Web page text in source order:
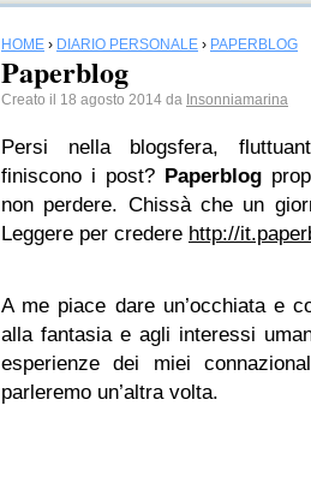
HOME › DIARIO PERSONALE › PAPERBLOG
Paperblog
Creato il 18 agosto 2014 da Insonniamarina
Persi nella blogsfera,
finiscono i post? Paperblog
non perdere. Chissà che un
Leggere per credere http://
A me piace dare un’occhiata e
alla fantasia e agli interessi
esperienze dei miei
parleremo un’altra volta.